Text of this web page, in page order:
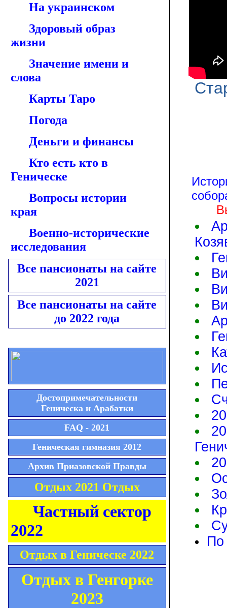
На украинском
Здоровый образ
жизни
Значение имени и
слова
Карты Таро
Погода
Деньги и финансы
Кто есть кто в
Геническе
Вопросы истории
края
Военно-исторические
исследования
Все пансионаты на сайте
2021
Все пансионаты на сайте
до 2022 года
Достопримечательности
Геническа и Арабатки
FAQ - 2021
Геническая гимназия 2012
Архив Приазовской Правды
Отдых 2021 Отдых
Частный сектор
2022
Отдых в Геническе 2022
Отдых в Генгорке
2023
По